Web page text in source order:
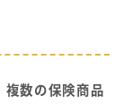
複数の保険商品